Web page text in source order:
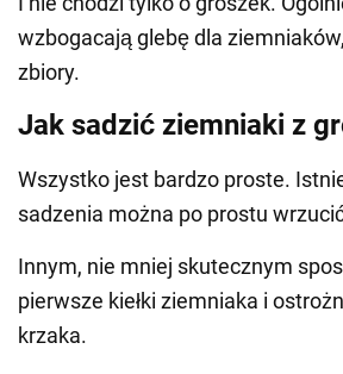
wzbogacają glebę dla
zbiory.
Jak sadzić ziemniaki z
Wszystko jest bardzo proste.
sadzenia można po prostu
Innym, nie mniej skutecznym
pierwsze kiełki ziemniaka i
krzaka.